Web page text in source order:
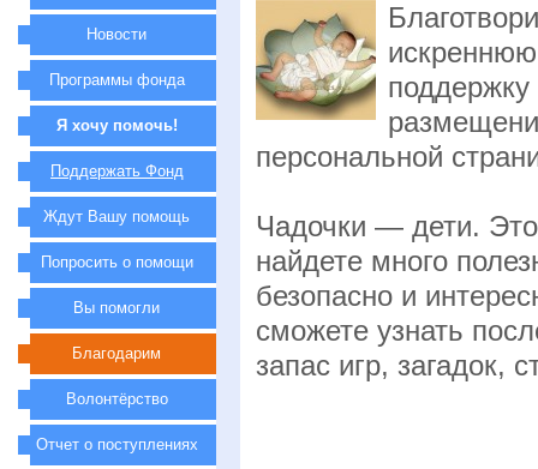
поддержку
персональной
Чадочки — дети.
найдете много
безопасно и
сможете узнать
запас игр, загадок,
Новости
Программы фонда
Я хочу помочь!
Поддержать Фонд
Ждут Вашу помощь
Попросить о помощи
Вы помогли
Благодарим
Волонтёрство
Отчет о поступлениях